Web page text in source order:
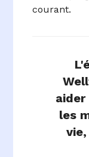
courant.
aider
les